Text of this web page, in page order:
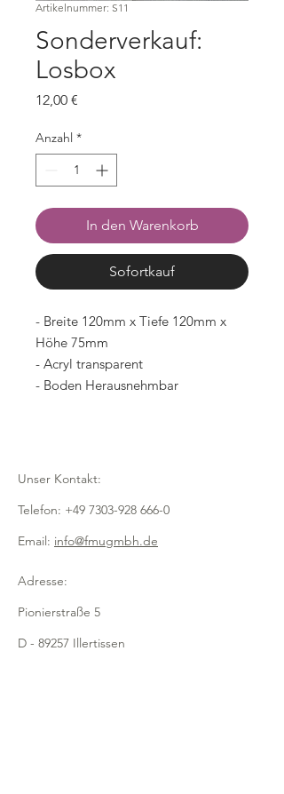
Artikelnummer: S11
Sonderverkauf:
Losbox
12,00 €
Anzahl *
In den Warenkorb
Sofortkauf
- Breite 120mm x Tiefe 120mm x
Höhe 75mm
- Acryl transparent
- Boden Herausnehmbar
Unser Kontakt:
Telefon: +49 7303-928 666-0
Email: info@fmugmbh.de
Adresse:
Pionierstraße 5
D - 89257 Illertissen